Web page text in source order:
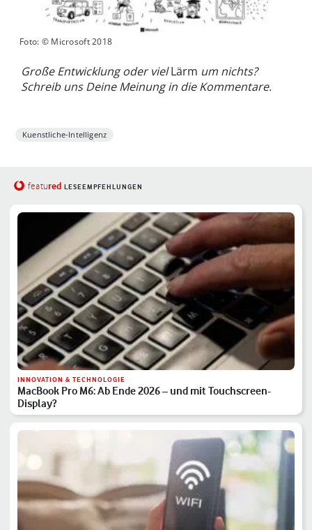
Foto: © Microsoft 2018
Große Entwicklung oder vielLärm um nichts?
Schreib uns Deine Meinung in die Kommentare.
Kuenstliche-Intelligenz
featured LESEEMPFEHLUNGEN
INNOVATION & TECHNOLOGIE
MacBook Pro M6: Ab Ende 2026 – und mit Touchscreen-
Display?